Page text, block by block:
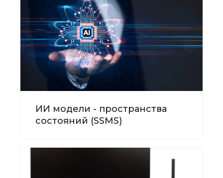
ИИ модели - пространства
состояний (SSMS)